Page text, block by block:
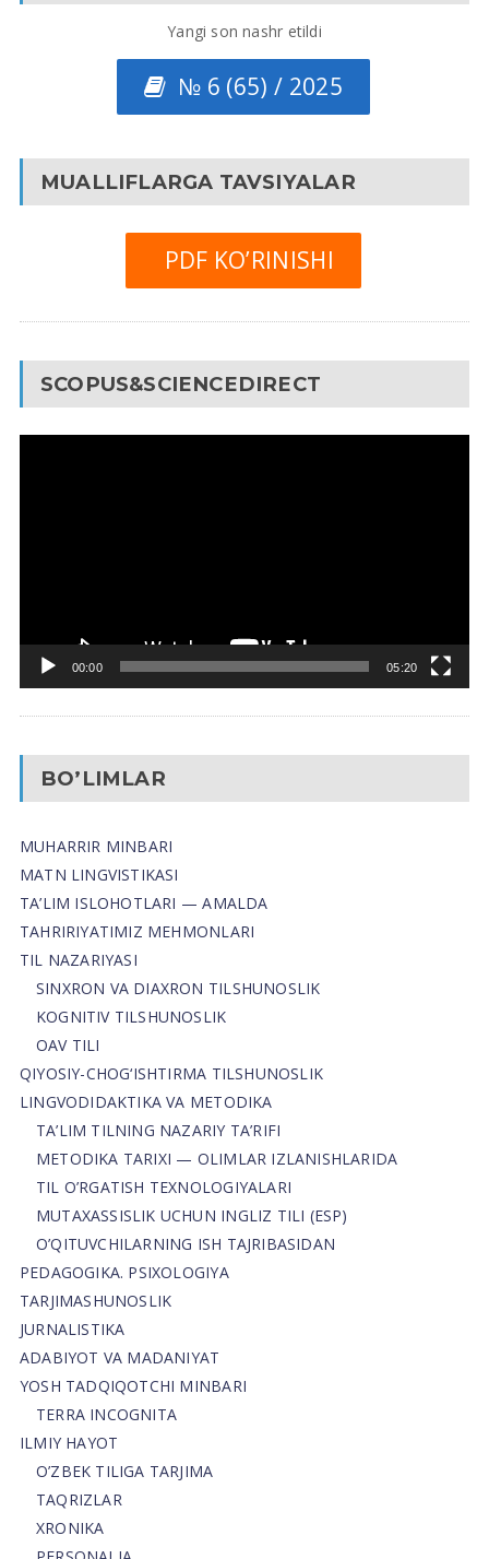
Yangi son nashr etildi
№ 6 (65) / 2025
MUALLIFLARGA TAVSIYALAR
PDF KO’RINISHI
SCOPUS&SCIENCEDIRECT
00:00 05:20
BO’LIMLAR
MUHARRIR MINBARI
MATN LINGVISTIKASI
TA’LIM ISLOHOTLARI — AMALDA
TAHRIRIYATIMIZ MEHMONLARI
TIL NAZARIYASI
SINXRON VA DIAXRON TILSHUNOSLIK
KOGNITIV TILSHUNOSLIK
OAV TILI
QIYOSIY-CHOG‘ISHTIRMA TILSHUNOSLIK
LINGVODIDAKTIKA VA METODIKA
TA’LIM TILNING NAZARIY TA’RIFI
METODIKA TARIXI — OLIMLAR IZLANISHLARIDA
TIL O’RGATISH TEXNOLOGIYALARI
MUTAXASSISLIK UCHUN INGLIZ TILI (ESP)
O’QITUVCHILARNING ISH TAJRIBASIDAN
PEDAGOGIKA. PSIXOLOGIYA
TARJIMASHUNOSLIK
JURNALISTIKA
ADABIYOT VA MADANIYAT
YOSH TADQIQOTCHI MINBARI
TERRA INCOGNITA
ILMIY HAYOT
O’ZBEK TILIGA TARJIMA
TAQRIZLAR
XRONIKA